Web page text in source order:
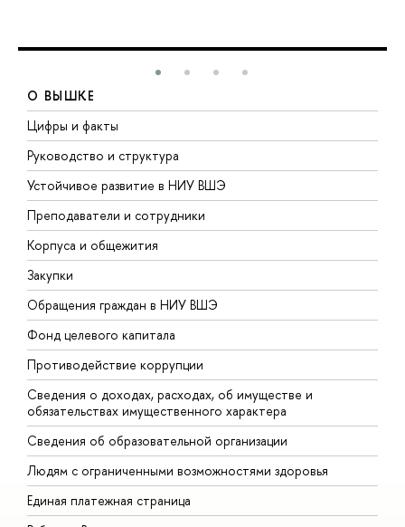
О ВЫШКЕ
Цифры и факты
Руководство и структура
Устойчивое развитие в НИУ ВШЭ
Преподаватели и сотрудники
Корпуса и общежития
Закупки
Обращения граждан в НИУ ВШЭ
Фонд целевого капитала
Противодействие коррупции
Сведения о доходах, расходах, об имуществе и
обязательствах имущественного характера
Сведения об образовательной организации
Людям с ограниченными возможностями здоровья
Единая платежная страница